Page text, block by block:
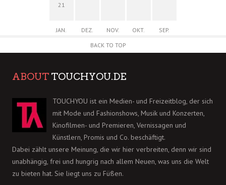
21
JAN. DEZ. NOV. OKT.
SEP.
BACK TO TOP
ABOUT TOUCHYOU.DE
TOUCHYOU ist ein Medien- und Freizeitblog, der sich
mit Mode und Fashionshows, Musik und Konzerten,
Kinofilmen- und Premieren, Vernissagen und
Künstlern, Promis und Co. beschäftigt.
Dabei zählt unsere Meinung, die wir hier verbreiten, denn wir sind
unabhängig, frei und hungrig nach allem Neuen, was uns die Welt
zu bieten hat. Sie liegt uns zu Füßen.